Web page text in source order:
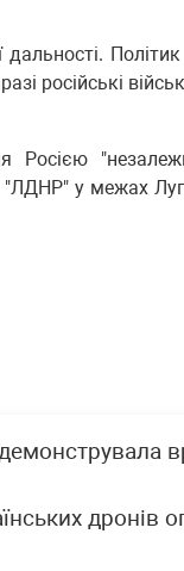
російські
Росією
"ЛДНР" у межах
дронів